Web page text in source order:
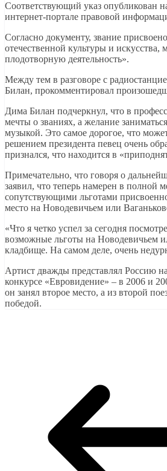
Соответствующий указ опубликован
интернет-портале правовой
Согласно документу, звание
отечественной культуры и
плодотворную деятельность».
Между тем в разговоре с
Билан, прокомментировал
Дима Билан подчеркнул, что в
мечты о званиях, а желание
музыкой. Это самое дорогое, что
решением президента певец очень
признался, что находится в
Примечательно, что говоря о
заявил, что теперь намерен в полной
сопутствующими льготами
место на Новодевичьем или
«Что я четко успел за сегодня
возможные льготы на Новодевичьем
кладбище. На самом деле, очень
Артист дважды представлял Россию
конкурсе «Евровидение» – в 2006 и
он занял второе место, а из второй
победой.